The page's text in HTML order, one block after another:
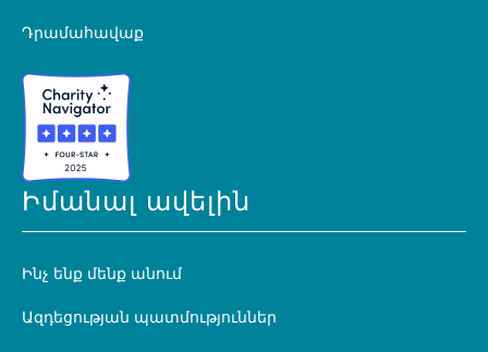
Դրամահավաք
Իմանալ ավելին
Ինչ ենք մենք անում
Ազդեցության պատմություններ